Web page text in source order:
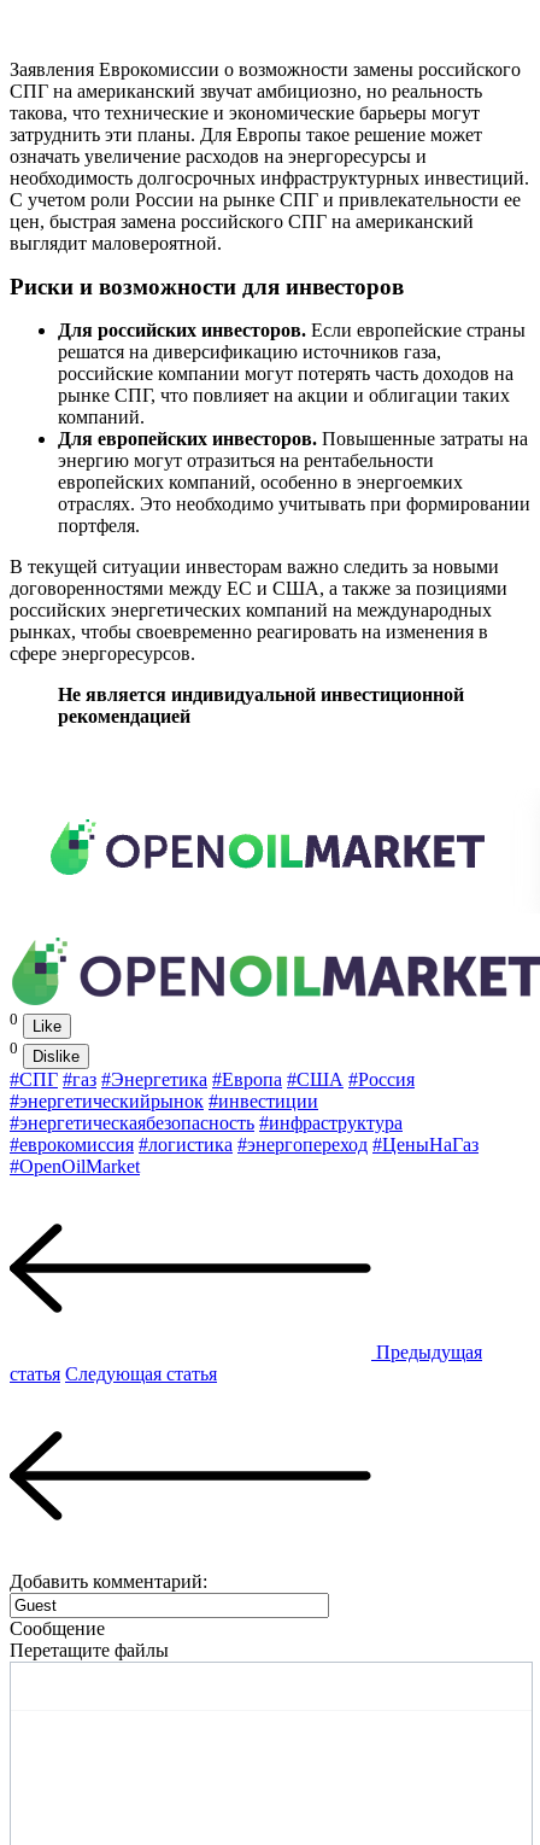
Заявления Еврокомиссии о возможности замены российского
СПГ на американский звучат амбициозно, но реальность
такова, что технические и экономические барьеры могут
затруднить эти планы. Для Европы такое решение может
означать увеличение расходов на энергоресурсы и
необходимость долгосрочных инфраструктурных инвестиций.
С учетом роли России на рынке СПГ и привлекательности ее
цен, быстрая замена российского СПГ на американский
выглядит маловероятной.
Риски и возможности для инвесторов
Для российских инвесторов. Если европейские страны
решатся на диверсификацию источников газа,
российские компании могут потерять часть доходов на
рынке СПГ, что повлияет на акции и облигации таких
компаний.
Для европейских инвесторов. Повышенные затраты на
энергию могут отразиться на рентабельности
европейских компаний, особенно в энергоемких
отраслях. Это необходимо учитывать при формировании
портфеля.
В текущей ситуации инвесторам важно следить за новыми
договоренностями между ЕС и США, а также за позициями
российских энергетических компаний на международных
рынках, чтобы своевременно реагировать на изменения в
сфере энергоресурсов.
Не является индивидуальной инвестиционной
рекомендацией
0
Like
0
Dislike
#СПГ #газ #Энергетика #Европа #США #Россия
#энергетическийрынок #инвестиции
#энергетическаябезопасность #инфраструктура
#еврокомиссия #логистика #энергопереход #ЦеныНаГаз
#OpenOilMarket
Предыдущая
статья Следующая статья
Добавить комментарий:
Сообщение
Перетащите файлы